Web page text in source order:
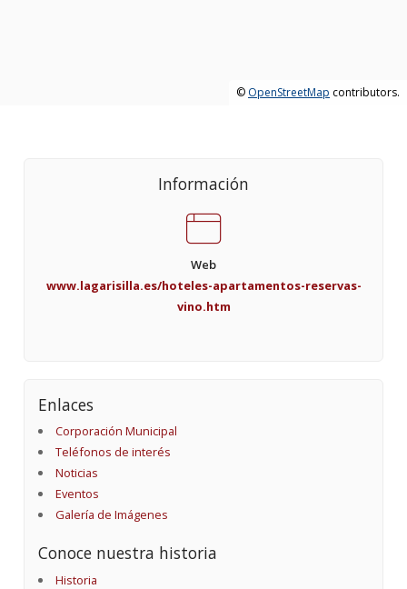
© OpenStreetMap contributors.
Información
Web
www.lagarisilla.es/hoteles-apartamentos-reservas-
vino.htm
Enlaces
Corporación Municipal
Teléfonos de interés
Noticias
Eventos
Galería de Imágenes
Conoce nuestra historia
Historia